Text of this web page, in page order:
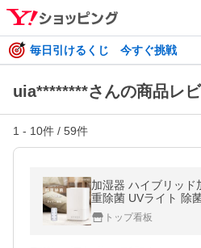
毎日引けるくじ 今すぐ挑戦
uia********さんの商品レ
1 - 10件 / 59件
加湿器 ハイブリッ
重除菌 UVライト 除
式 スチーム 加湿機
気清浄機 4.5L xr-re02
トップ看板